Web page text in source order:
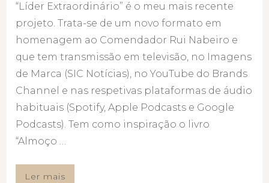
“Líder Extraordinário” é o meu mais recente
projeto. Trata-se de um novo formato em
homenagem ao Comendador Rui Nabeiro e
que tem transmissão em televisão, no Imagens
de Marca (SIC Notícias), no YouTube do Brands
Channel e nas respetivas plataformas de áudio
habituais (Spotify, Apple Podcasts e Google
Podcasts). Tem como inspiração o livro
“Almoço …
Ler mais